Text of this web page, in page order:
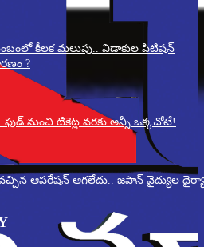
కీలక మలుపు.. విడాకుల పిటిషన్
?
నుంచి టికెట్ల వరకు అన్నీ ఒక్కచోటే!
వచ్చిన ఆపరేషన్ ఆగలేదు.. జపాన్ వైద్యుల